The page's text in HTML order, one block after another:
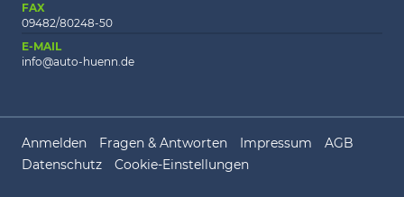
FAX
09482/80248-50
E-MAIL
info@auto-huenn.de
Anmelden Fragen & Antworten Impressum
AGB
Datenschutz
Cookie-Einstellungen